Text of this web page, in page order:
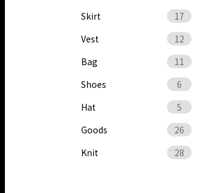
Skirt
17
Vest
12
Bag
11
Shoes
6
Hat
5
Goods
26
Knit
28